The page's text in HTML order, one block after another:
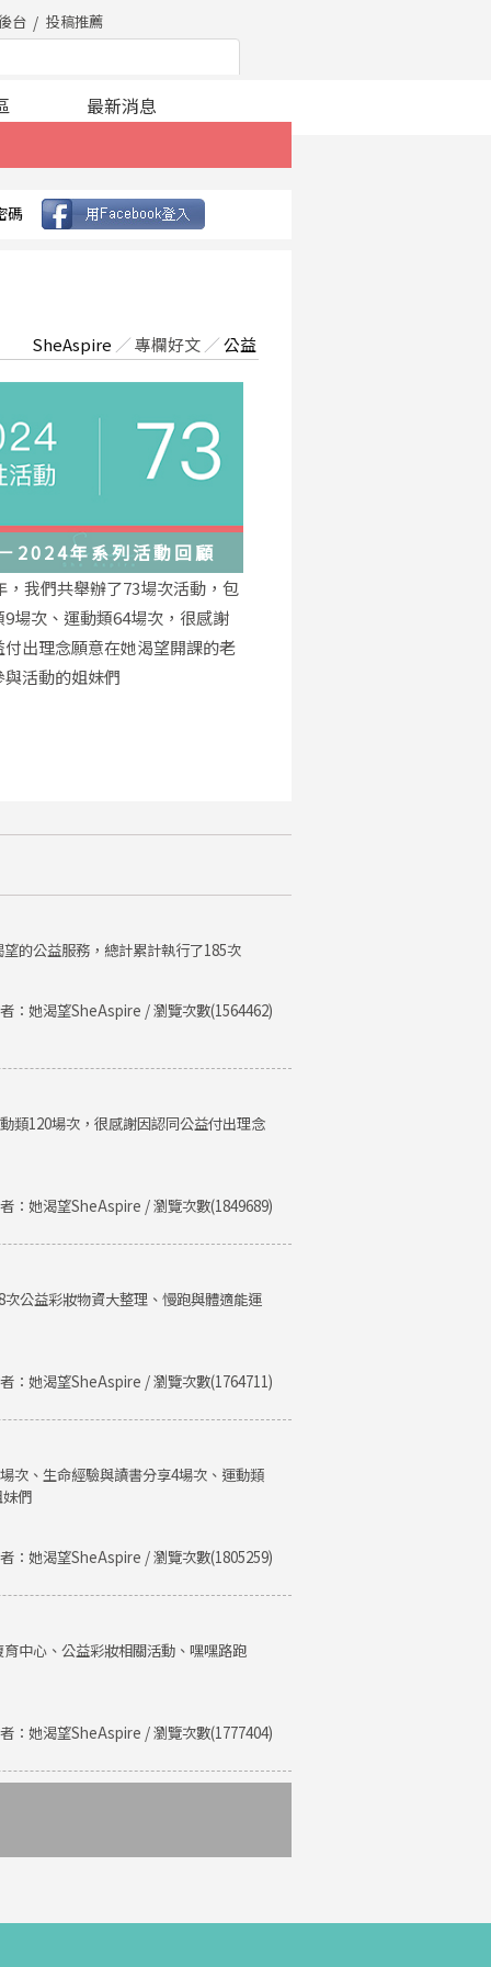
台 投稿推薦
最新消息
碼
SheAspire ／專欄好文 ／公益
2024年系列活動回顧
，我們共舉辦了73場次活動，包
場次、運動類64場次，很感謝
付出理念願意在她渴望開課的老
活動的姐妹們
的公益服務，總計累計執行了185次
：她渴望SheAspire / 瀏覽次數(1564462)
類120場次，很感謝因認同公益付出理念
：她渴望SheAspire / 瀏覽次數(1849689)
公益彩妝物資大整理、慢跑與體適能運
：她渴望SheAspire / 瀏覽次數(1764711)
次、生命經驗與讀書分享4場次、運動類
們
：她渴望SheAspire / 瀏覽次數(1805259)
中心、公益彩妝相關活動、嘿嘿路跑
：她渴望SheAspire / 瀏覽次數(1777404)